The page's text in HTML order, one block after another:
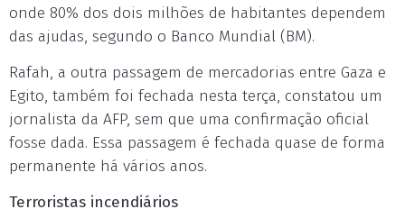
onde 80% dos dois milhões de habitantes dependem
das ajudas, segundo o Banco Mundial (BM).
Rafah, a outra passagem de mercadorias entre Gaza e
Egito, também foi fechada nesta terça, constatou um
jornalista da AFP, sem que uma confirmação oficial
fosse dada. Essa passagem é fechada quase de forma
permanente há vários anos.
Terroristas incendiários